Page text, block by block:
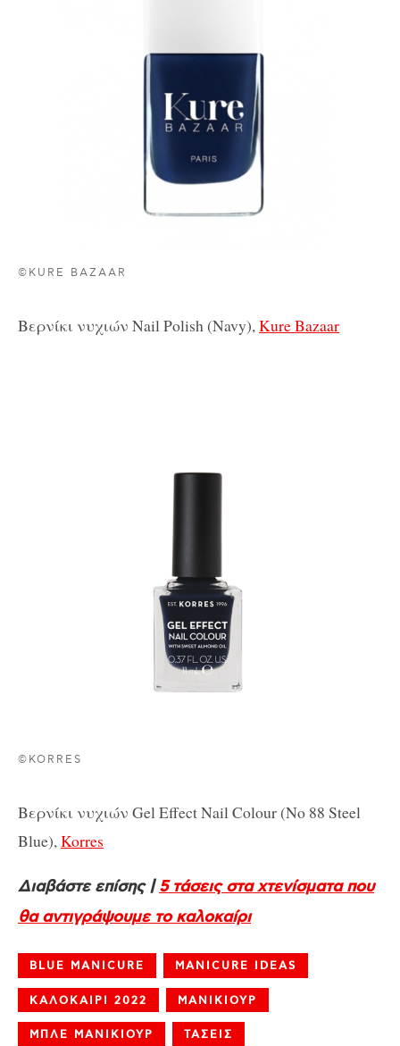
©KURE BAZAAR
Βερνίκι νυχιών Nail Polish (Navy),Kure Bazaar
©KORRES
Βερνίκι νυχιών Gel Effect Nail Colour (No 88 Steel
Blue),Korres
Διαβάστε επίσης |5 τάσεις στα χτενίσματα που
θα αντιγράψουμε το καλοκαίρι
BLUE MANICURE MANICURE IDEAS
ΚΑΛΟΚΑΙΡΙ 2022 ΜΑΝΙΚΙΟΥΡ
ΜΠΛΕ ΜΑΝΙΚΙΟΥΡ ΤΑΣΕΙΣ